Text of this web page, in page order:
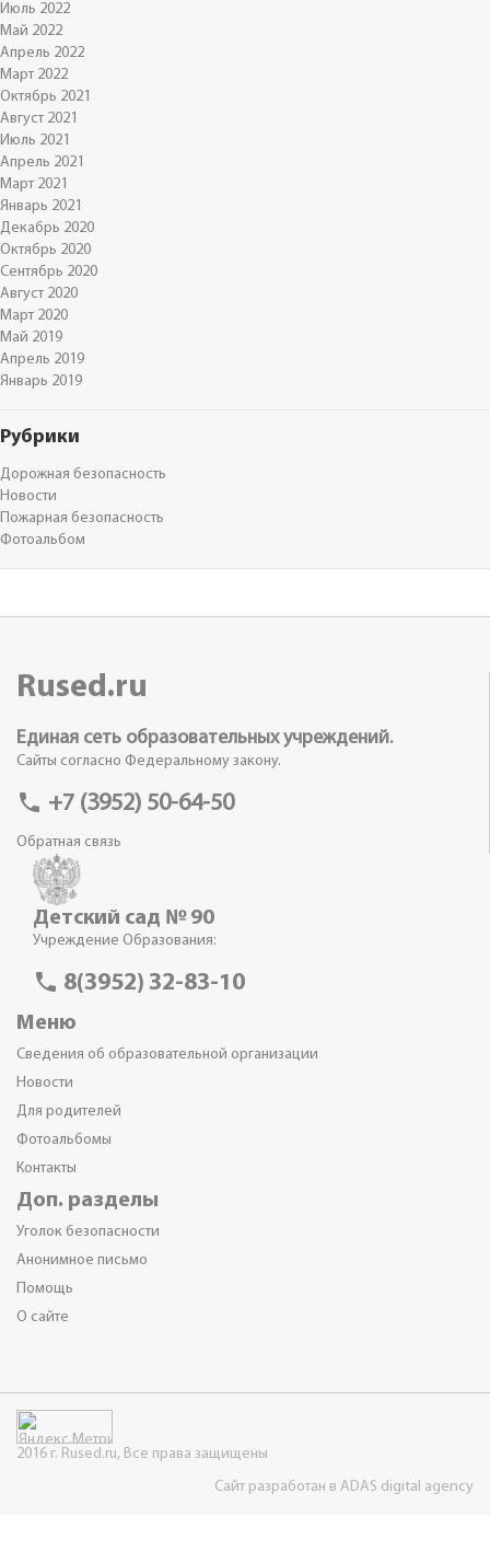
Июль 2022
Май 2022
Апрель 2022
Март 2022
Октябрь 2021
Август 2021
Июль 2021
Апрель 2021
Март 2021
Январь 2021
Декабрь 2020
Октябрь 2020
Сентябрь 2020
Август 2020
Март 2020
Май 2019
Апрель 2019
Январь 2019
Рубрики
Дорожная безопасность
Новости
Пожарная безопасность
Фотоальбом
Rused.ru
Единая сеть образовательных учреждений.
Сайты согласно Федеральному закону.
phone +7 (3952) 50-64-50
Обратная связь
Детский сад № 90
Учреждение Образования:
phone 8(3952) 32-83-10
Меню
Сведения об образовательной организации
Новости
Для родителей
Фотоальбомы
Контакты
Доп. разделы
Уголок безопасности
Анонимное письмо
Помощь
О сайте
2016 г. Rused.ru, Все права защищены
Сайт разработан в ADAS digital agency